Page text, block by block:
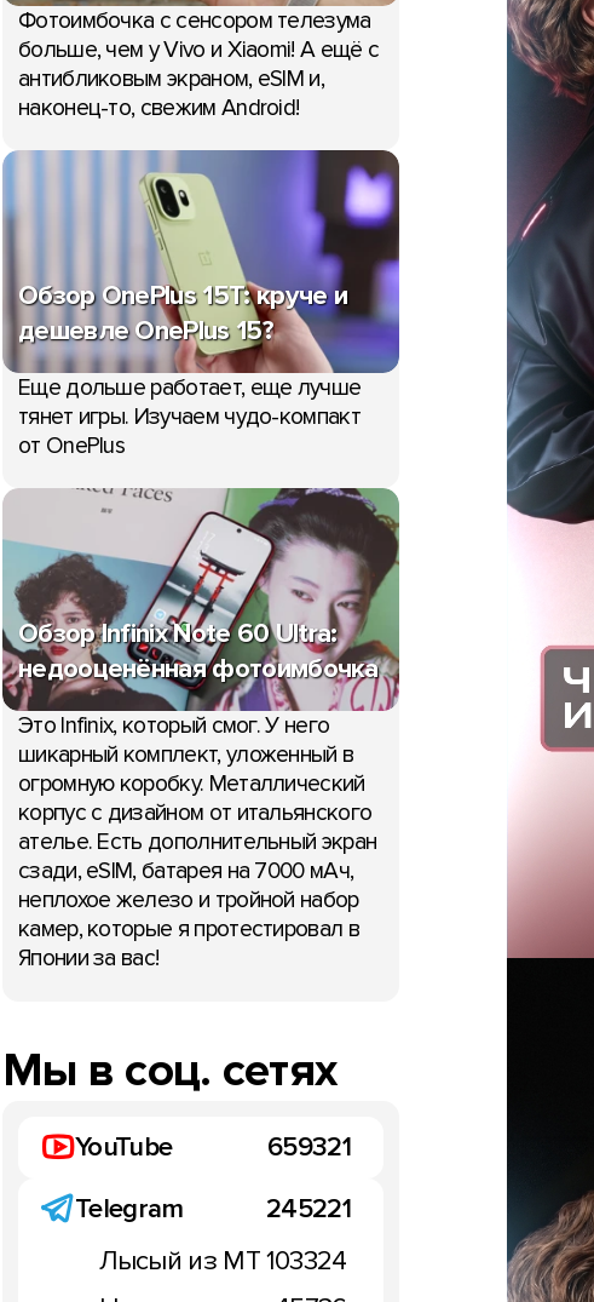
Фотоимбочка с сенсором телезума
больше, чем у Vivo и Xiaomi! А ещё с
антибликовым экраном, eSIM и,
наконец-то, свежим Android!
Обзор OnePlus 15T: круче и
дешевле OnePlus 15?
Еще дольше работает, еще лучше
тянет игры. Изучаем чудо-компакт
от OnePlus
Обзор Infinix Note 60 Ultra:
недооценённая фотоимбочка
Это Infinix, который смог. У него
шикарный комплект, уложенный в
огромную коробку. Металлический
корпус с дизайном от итальянского
ателье. Есть дополнительный экран
сзади, eSIM, батарея на 7000 мАч,
неплохое железо и тройной набор
камер, которые я протестировал в
Японии за вас!
Мы в соц. сетях
YouTube
659321
Telegram
245221
Лысый из МТ103324